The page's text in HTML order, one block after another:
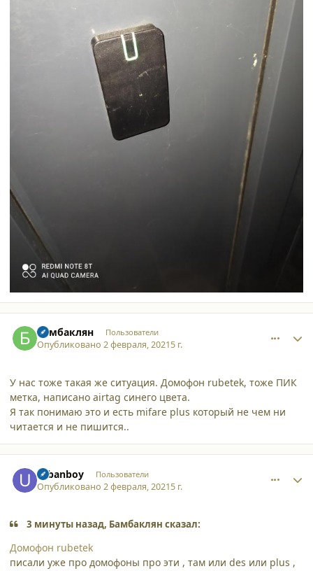
Бамбаклян Пользователи
Опубликовано2 февраля, 20215 г.
У нас тоже такая же ситуация. Домофон rubetek, тоже ПИК
метка, написано airtag синего цвета.
Я так понимаю это и есть mifare plus который не чем ни
читается и не пишится..
urbanboy Пользователи
Опубликовано2 февраля, 20215 г.
3 минуты назад, Бамбаклян сказал:
Домофон rubetek
писали уже про домофоны про эти , там или des или plus ,